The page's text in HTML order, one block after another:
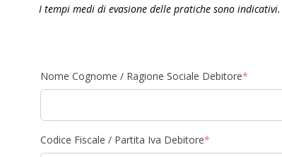
I tempi medi di evasione delle pratiche sono indicativi.
Nome Cognome / Ragione Sociale Debitore*
Codice Fiscale / Partita Iva Debitore*(required)